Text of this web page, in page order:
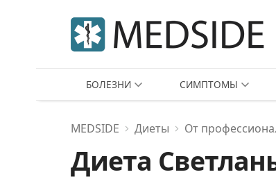
БОЛЕЗНИ СИМПТОМЫ
MEDSIDE Диеты От
Диета